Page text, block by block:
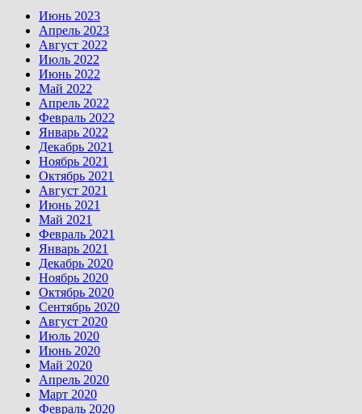
Июнь 2023
Апрель 2023
Август 2022
Июль 2022
Июнь 2022
Май 2022
Апрель 2022
Февраль 2022
Январь 2022
Декабрь 2021
Ноябрь 2021
Октябрь 2021
Август 2021
Июнь 2021
Май 2021
Февраль 2021
Январь 2021
Декабрь 2020
Ноябрь 2020
Октябрь 2020
Сентябрь 2020
Август 2020
Июль 2020
Июнь 2020
Май 2020
Апрель 2020
Март 2020
Февраль 2020